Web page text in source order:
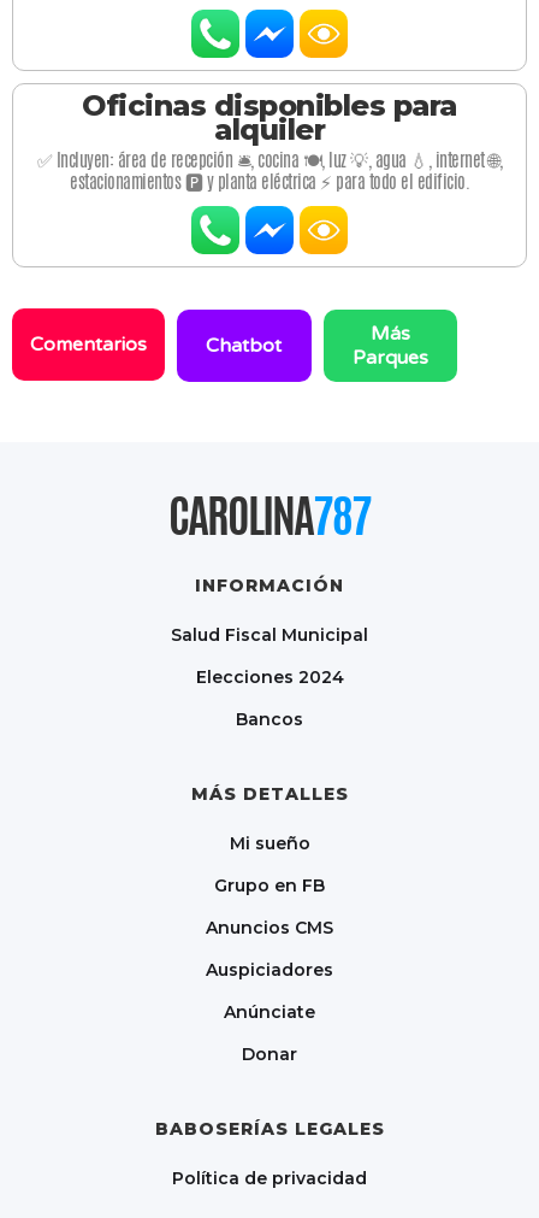
Oficinas disponibles para
alquiler
✅ Incluyen: área de recepción 🛎️, cocina 🍽️, luz 💡, agua 💧, internet 🌐,
estacionamientos 🅿️ y planta eléctrica ⚡ para todo el edificio.
Comentarios Chatbot
Más
Parques
CAROLINA787
INFORMACIÓN
Salud Fiscal Municipal
Elecciones 2024
Bancos
MÁS DETALLES
Mi sueño
Grupo en FB
Anuncios CMS
Auspiciadores
Anúnciate
Donar
BABOSERÍAS LEGALES
Política de privacidad